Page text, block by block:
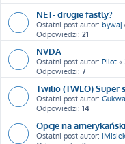
NET- drugie fastly?
Ostatni post autor: bywaj
Odpowiedzi: 21
NVDA
Ostatni post autor: Pilot «
Odpowiedzi: 7
Twilio (TWLO) Super
Ostatni post autor: Gukwa
Odpowiedzi: 14
Opcje na
Ostatni post autor: